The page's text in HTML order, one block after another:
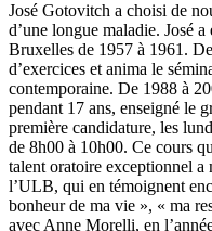
José Gotovitch a choisi de
d’une longue maladie. José
Bruxelles de 1957 à 1961.
d’exercices et anima le
contemporaine. De 1988 à
pendant 17 ans, enseigné le
première candidature, les
de 8h00 à 10h00. Ce cours
talent oratoire exceptionnel a
l’ULB, qui en témoignent
bonheur de ma vie », « ma
avec Anne Morelli, en